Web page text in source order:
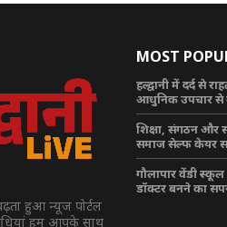
हुआ न्यूज पोर्टल
हम आपके साथ
MOST
हल्द्वानी में दर्द से
आधुनिक उपचार से
शिक्षा, संगठन और
समाज सेल्फ केयर
गौलापार वेंडी स्कूल
डॉक्टर बनने का